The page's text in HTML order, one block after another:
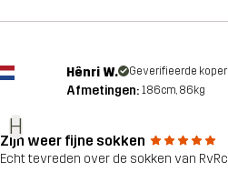
H
Hênri W. Geverifieerde koper
Afmetingen: 186cm, 86kg
Zijn weer fijne sokken
Echt tevreden over de sokken van RvRc